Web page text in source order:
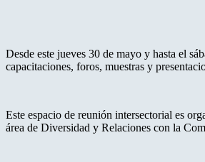
Desde este jueves 30 de mayo y hasta el
capacitaciones, foros, muestras y
Este espacio de reunión intersectorial es
área de Diversidad y Relaciones con la